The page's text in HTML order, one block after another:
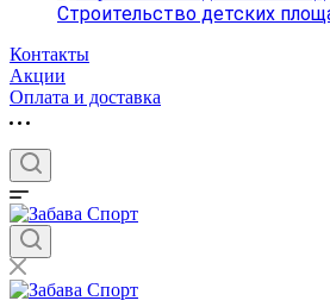
Строительство детских
Контакты
Акции
Оплата и доставка